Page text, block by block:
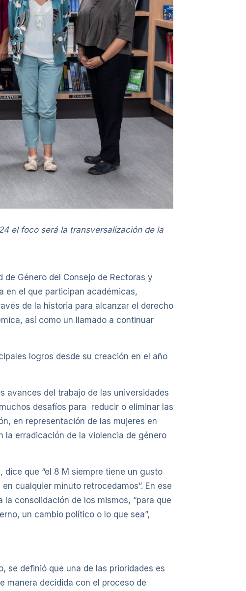
el foco será la transversalización de la
Género del Consejo de Rectoras y
en el que participan académicas,
de la historia para alcanzar el derecho
así como un llamado a continuar
logros desde su creación en el año
avances del trabajo de las universidades
desafíos para reducir o eliminar las
en representación de las mujeres en
la erradicación de la violencia de género
dice que “el 8 M siempre tiene un gusto
cualquier minuto retrocedamos”. En ese
consolidación de los mismos, “para que
un cambio político o lo que sea”,
se definió que una de las prioridades es
manera decidida con el proceso de